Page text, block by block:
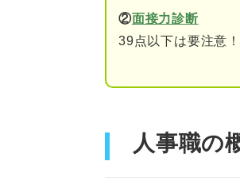
企
労
②面接力診断
39点以下は要注意
人事職の